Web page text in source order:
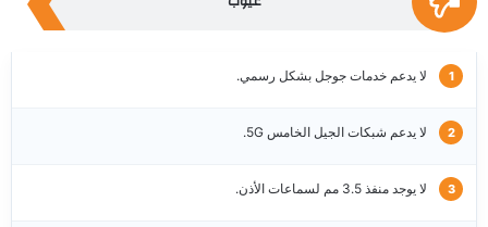
لا يدعم خدمات جوجل بشكل رسمي.
لا يدعم شبكات الجيل الخامس 5G.
لا يوجد منفذ 3.5 مم لسماعات الأذن.